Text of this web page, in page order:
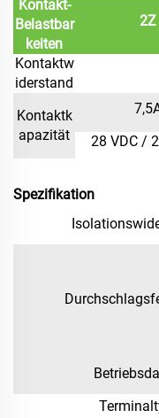
Kontakt-
Belastbar
keiten
2Z
Kontaktw
iderstand
Kontaktk
apazität
28 VDC /
Spezifikation